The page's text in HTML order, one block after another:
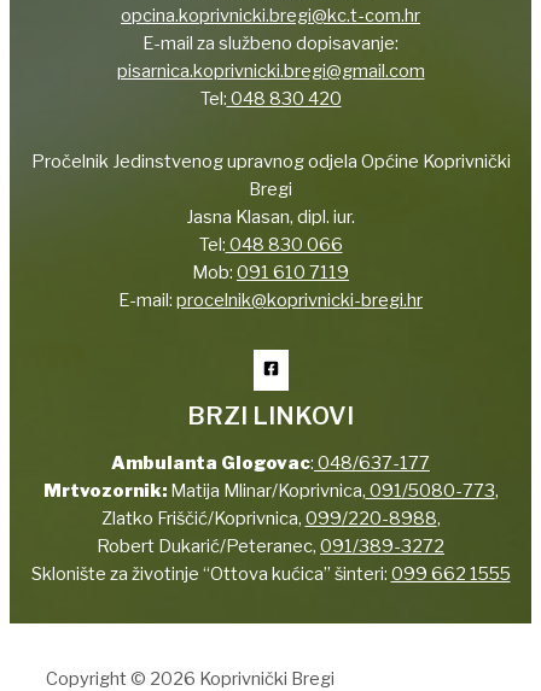
opcina.koprivnicki.bregi@kc.t-com.hr
E-mail za službeno dopisavanje:
pisarnica.koprivnicki.bregi@gmail.com
Tel: 048 830 420
Pročelnik Jedinstvenog upravnog odjela Općine Koprivnički
Bregi
Jasna Klasan, dipl. iur.
Tel: 048 830 066
Mob: 091 610 7119
E-mail: procelnik@koprivnicki-bregi.hr
BRZI LINKOVI
Ambulanta Glogovac: 048/637-177
Mrtvozornik:Matija Mlinar/Koprivnica, 091/5080-773,
Zlatko Friščić/Koprivnica, 099/220-8988,
Robert Dukarić/Peteranec, 091/389-3272
Sklonište za životinje “Ottova kućica” šinteri: 099 662 1555
Copyright © 2026 Koprivnički Bregi